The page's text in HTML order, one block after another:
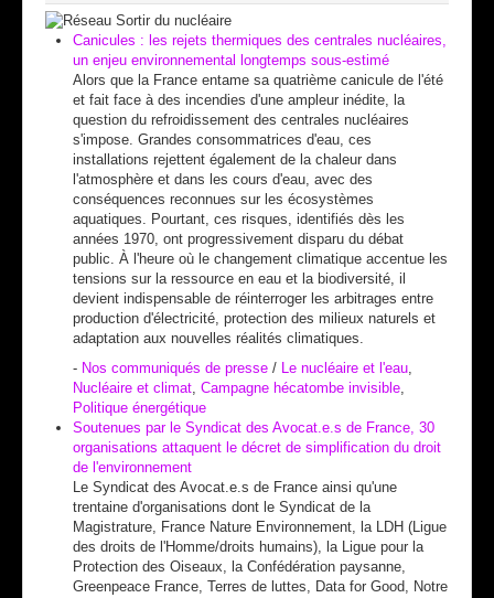
Canicules : les rejets thermiques des centrales nucléaires,
un enjeu environnemental longtemps sous-estimé
Alors que la France entame sa quatrième canicule de l'été
et fait face à des incendies d'une ampleur inédite, la
question du refroidissement des centrales nucléaires
s'impose. Grandes consommatrices d'eau, ces
installations rejettent également de la chaleur dans
l'atmosphère et dans les cours d'eau, avec des
conséquences reconnues sur les écosystèmes
aquatiques. Pourtant, ces risques, identifiés dès les
années 1970, ont progressivement disparu du débat
public. À l'heure où le changement climatique accentue les
tensions sur la ressource en eau et la biodiversité, il
devient indispensable de réinterroger les arbitrages entre
production d'électricité, protection des milieux naturels et
adaptation aux nouvelles réalités climatiques.
- Nos communiqués de presse / Le nucléaire et l'eau
Nucléaire et climat Campagne hécatombe invisible
Politique énergétique
Soutenues par le Syndicat des Avocat.e.s de France, 30
organisations attaquent le décret de simplification du droit
de l'environnement
Le Syndicat des Avocat.e.s de France ainsi qu'une
trentaine d'organisations dont le Syndicat de la
Magistrature, France Nature Environnement, la LDH (Ligue
des droits de l'Homme/droits humains), la Ligue pour la
Protection des Oiseaux, la Confédération paysanne,
Greenpeace France, Terres de luttes, Data for Good, Notre